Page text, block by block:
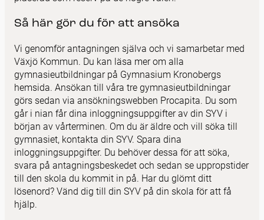
Så här gör du för att ansöka
Vi genomför antagningen själva och vi samarbetar med
Växjö Kommun. Du kan läsa mer om alla
gymnasieutbildningar på Gymnasium Kronobergs
hemsida. Ansökan till våra tre gymnasieutbildningar
görs sedan via ansökningswebben Procapita. Du som
går i nian får dina inloggningsuppgifter av din SYV i
början av vårterminen. Om du är äldre och vill söka till
gymnasiet, kontakta din SYV. Spara dina
inloggningsuppgifter. Du behöver dessa för att söka,
svara på antagningsbeskedet och sedan se uppropstider
till den skola du kommit in på. Har du glömt ditt
lösenord? Vänd dig till din SYV på din skola för att få
hjälp.